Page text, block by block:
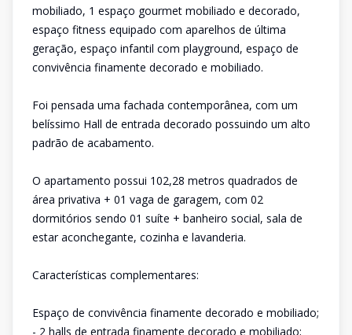
mobiliado, 1 espaço gourmet mobiliado e decorado,
espaço fitness equipado com aparelhos de última
geração, espaço infantil com playground, espaço de
convivência finamente decorado e mobiliado.
Foi pensada uma fachada contemporânea, com um
belíssimo Hall de entrada decorado possuindo um alto
padrão de acabamento.
O apartamento possui 102,28 metros quadrados de
área privativa + 01 vaga de garagem, com 02
dormitórios sendo 01 suíte + banheiro social, sala de
estar aconchegante, cozinha e lavanderia.
Características complementares:
Espaço de convivência finamente decorado e mobiliado;
- 2 halls de entrada finamente decorado e mobiliado;